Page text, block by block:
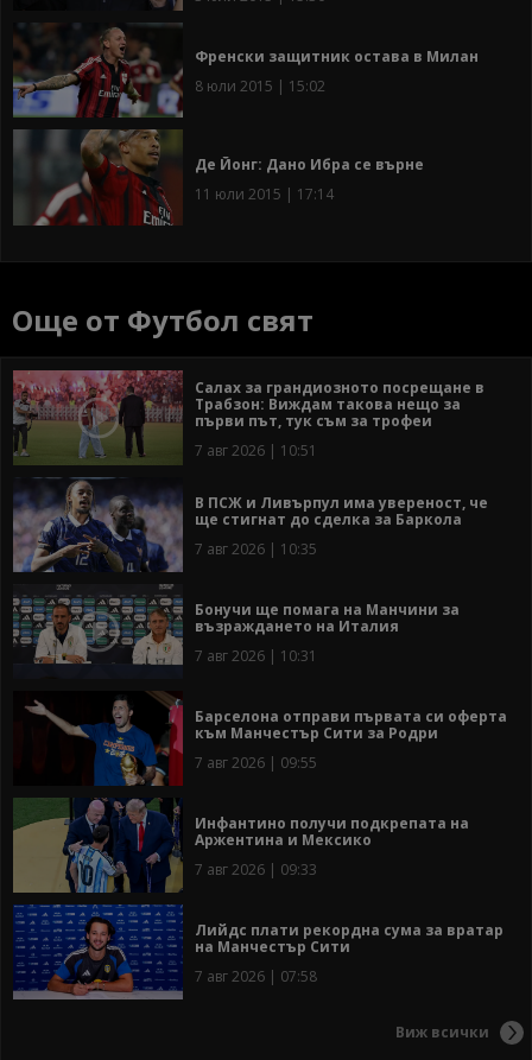
Френски защитник остава в Милан
8 юли 2015 | 15:02
Де Йонг: Дано Ибра се върне
11 юли 2015 | 17:14
Още от Футбол свят
Салах за грандиозното посрещане в
Трабзон: Виждам такова нещо за
първи път, тук съм за трофеи
7 авг 2026 | 10:51
В ПСЖ и Ливърпул има увереност, че
ще стигнат до сделка за Баркола
7 авг 2026 | 10:35
Бонучи ще помага на Манчини за
възраждането на Италия
7 авг 2026 | 10:31
Барселона отправи първата си оферта
към Манчестър Сити за Родри
7 авг 2026 | 09:55
Инфантино получи подкрепата на
Аржентина и Мексико
7 авг 2026 | 09:33
Лийдс плати рекордна сума за вратар
на Манчестър Сити
7 авг 2026 | 07:58
Виж всички